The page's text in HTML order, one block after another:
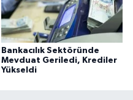
Bankacılık Sektöründe
Mevduat Geriledi, Krediler
Yükseldi